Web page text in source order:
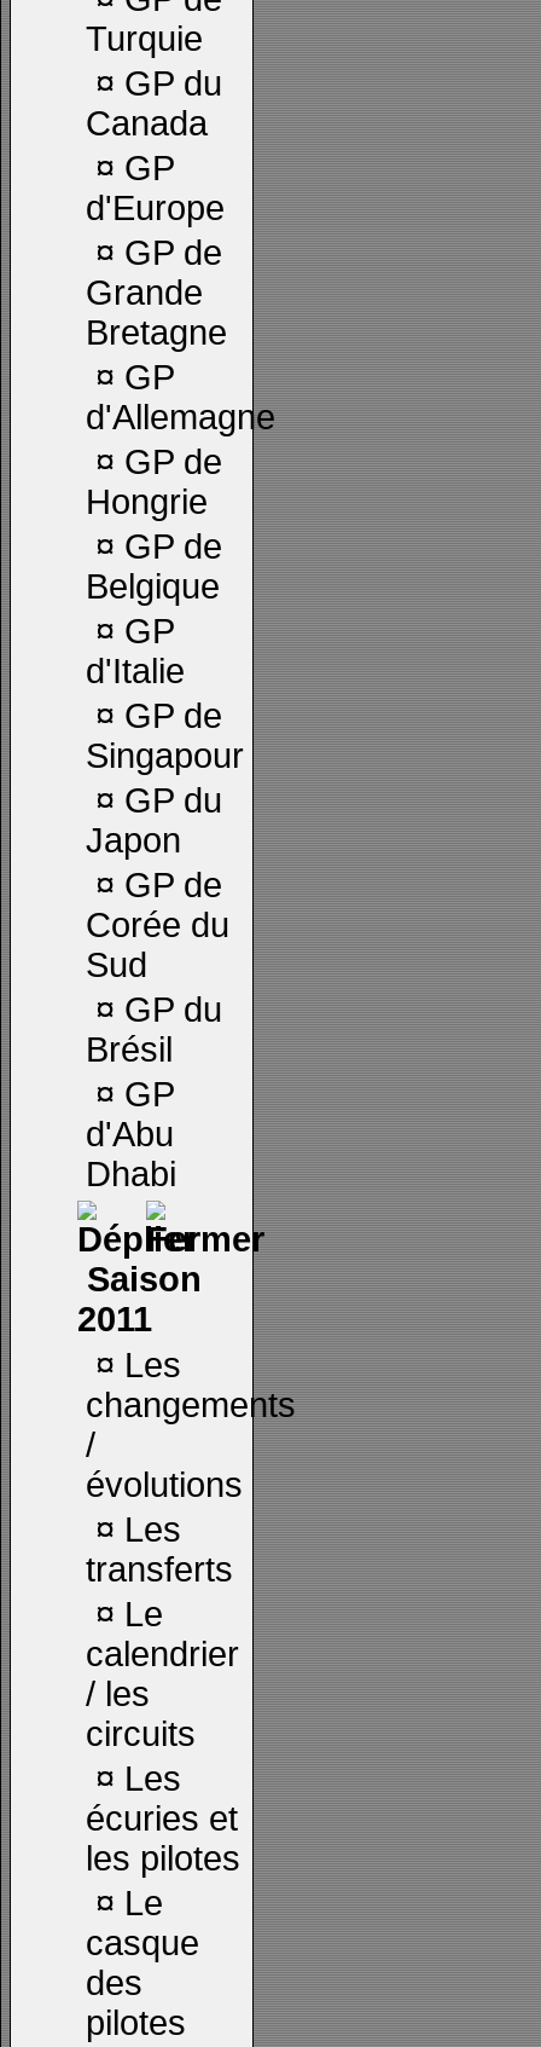
Turquie
¤ GP du
Canada
¤ GP
d'Europe
¤ GP de
Grande
Bretagne
¤ GP
d'Allemagne
¤ GP de
Hongrie
¤ GP de
Belgique
¤ GP
d'Italie
¤ GP de
Singapour
¤ GP du
Japon
¤ GP de
Corée du
Sud
¤ GP du
Brésil
¤ GP
d'Abu
Dhabi
Saison
2011
¤ Les
changements
/
évolutions
¤ Les
transferts
¤ Le
calendrier
/ les
circuits
¤ Les
écuries et
les pilotes
¤ Le
casque
des
pilotes